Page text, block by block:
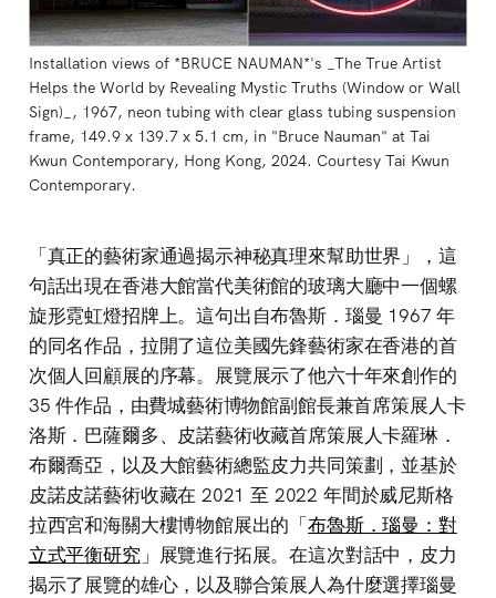
Installation views of *BRUCE NAUMAN*'s _The True Artist
Helps the World by Revealing Mystic Truths (Window or Wall
Sign)_, 1967, neon tubing with clear glass tubing suspension
frame, 149.9 x 139.7 x 5.1 cm, in "Bruce Nauman" at Tai
Kwun Contemporary, Hong Kong, 2024. Courtesy Tai Kwun
Contemporary.
「真正的藝術家通過揭示神秘真理來幫助世界」，這
句話出現在香港大館當代美術館的玻璃大廳中一個螺
旋形霓虹燈招牌上。這句出自布魯斯．瑙曼 1967 年
的同名作品，拉開了這位美國先鋒藝術家在香港的首
次個人回顧展的序幕。展覽展示了他六十年來創作的
35 件作品，由費城藝術博物館副館長兼首席策展人卡
洛斯．巴薩爾多、皮諾藝術收藏首席策展人卡羅琳．
布爾喬亞，以及大館藝術總監皮力共同策劃，並基於
皮諾皮諾藝術收藏在 2021 至 2022 年間於威尼斯格
拉西宮和海關大樓博物館展出的「布魯斯．瑙曼：對
立式平衡研究」展覽進行拓展。在這次對話中，皮力
揭示了展覽的雄心，以及聯合策展人為什麼選擇瑙曼